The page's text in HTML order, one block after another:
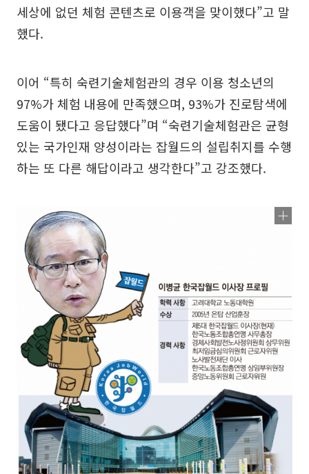
세상에 없던 체험 콘텐츠로 이용객을 맞이했다”고 말
했다.
이어 “특히 숙련기술체험관의 경우 이용 청소년의
97%가 체험 내용에 만족했으며, 93%가 진로탐색에
도움이 됐다고 응답했다”며 “숙련기술체험관은 균형
있는 국가인재 양성이라는 잡월드의 설립취지를 수행
하는 또 다른 해답이라고 생각한다”고 강조했다.